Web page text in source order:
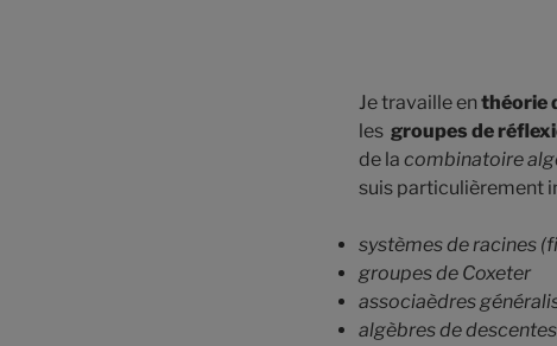
Je travaille en théorie
les groupes de
de la combinatoire
suis particulièrement
systèmes de racines
groupes de Coxeter
associaèdres
algèbres de descentes